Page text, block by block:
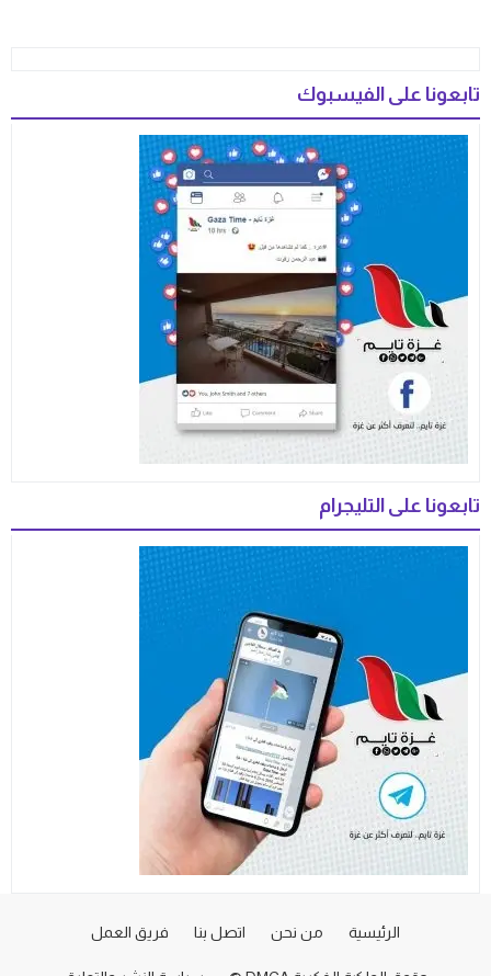
تابعونا على الفيسبوك
تابعونا على التليجرام
الرئيسية من نحن اتصل بنا فريق العمل